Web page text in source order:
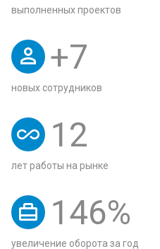
выполненных проектов
+7
новых сотрудников
12
лет работы на рынке
146%
увеличение оборота за год